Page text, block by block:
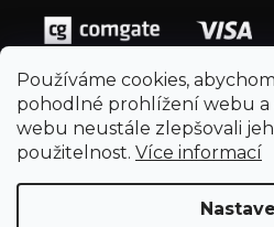
Používáme cookies,
pohodlné prohlížení webu a
webu neustále zlepšovali
použitelnost. Více informací